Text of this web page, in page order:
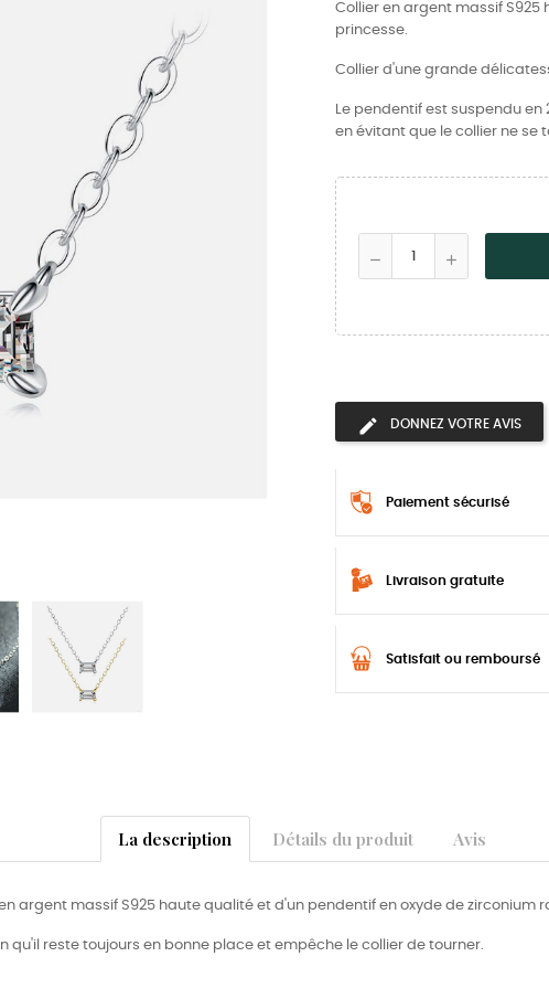
Collier en argent massif
princesse.
Collier d'une grande
Le pendentif est suspendu
en évitant que le collier ne se
DONNEZ VOTRE AVIS
Paiement sécurisé
Livraison gratuite
Satisfait ou remboursé
La description Détails du produit Avis
argent massif S925 haute qualité et d'un pendentif en oxyde de zirconium
qu'il reste toujours en bonne place et empêche le collier de tourner.